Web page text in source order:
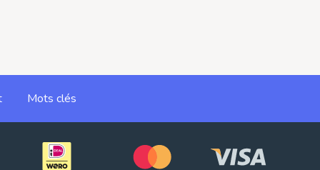
Mots clés